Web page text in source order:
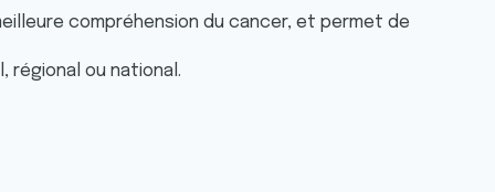
compréhension du cancer, et permet de
régional ou national.